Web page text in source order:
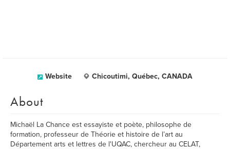
Website Chicoutimi, Québec, CANADA
About
Michaël La Chance est essayiste et poète, philosophe de
formation, professeur de Théorie et histoire de l’art au
Département arts et lettres de l'UQAC, chercheur au CELAT,